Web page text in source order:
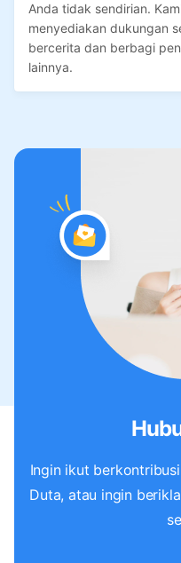
Anda tidak sendirian.
menyediakan dukungan
bercerita dan berbagi
lainnya.
Ingin ikut
Duta, atau ingin